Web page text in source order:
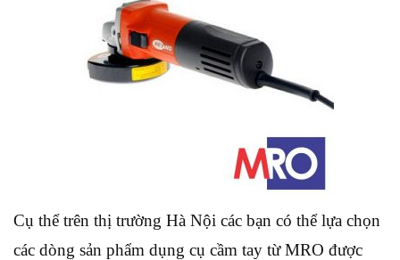
Cụ thể trên thị trường Hà Nội các bạn có thể lựa chọn
các dòng sản phẩm dụng cụ cầm tay từ MRO được